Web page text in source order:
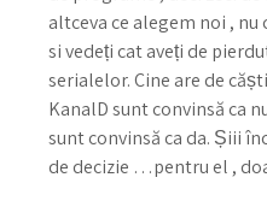
altceva ce alegem noi , nu
si vedeți cat aveți de
serialelor. Cine are de
KanalD sunt convinsă ca
sunt convinsă ca da. Șiii
de decizie …pentru el ,